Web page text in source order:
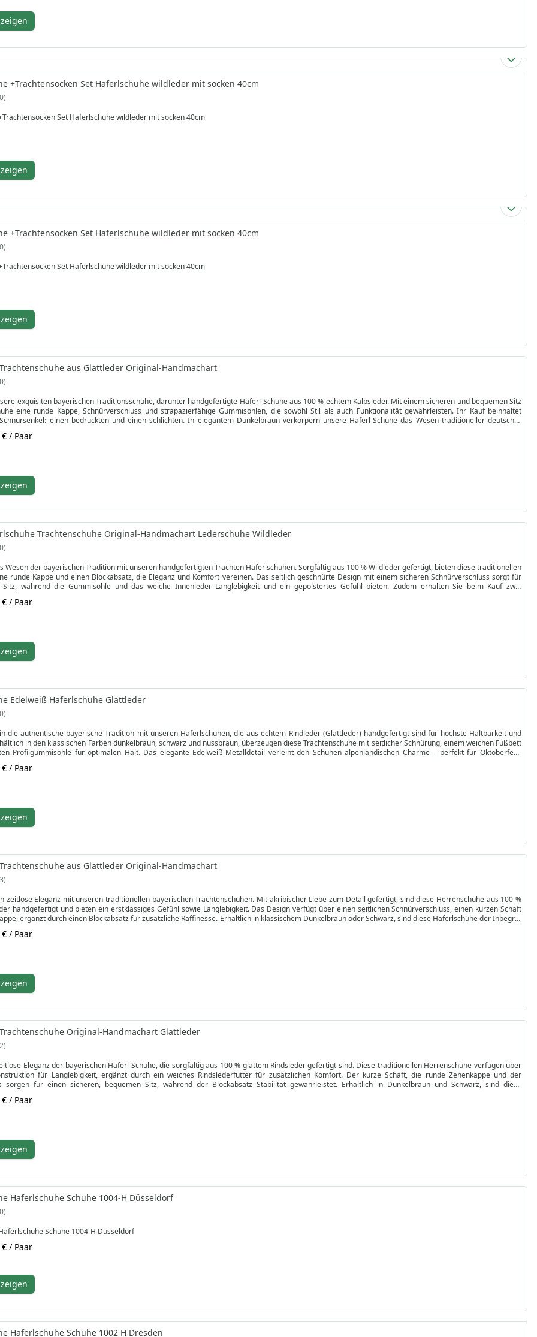
+Trachtensocken Set Haferlschuhe wildleder mit socken 40cm
0
Set Haferlschuhe wildleder mit socken 40cm
+Trachtensocken Set Haferlschuhe wildleder mit socken 40cm
0
Set Haferlschuhe wildleder mit socken 40cm
aus Glattleder Original-Handmachart
0
exquisiten bayerischen Traditionsschuhe, darunter handgefertigte Haferl-Schuhe aus 100 % echtem Kalbsleder. Mit einem sicheren und bequemen Sitz
eine runde Kappe, Schnürverschluss und strapazierfähige Gummisohlen, die sowohl Stil als auch Funktionalität gewährleisten. Ihr Kauf beinhaltet
einen bedruckten und einen schlichten. In elegantem Dunkelbraun verkörpern unsere Haferl-Schuhe das Wesen traditioneller deutscher
kombinierbar, verfügen unsere seitlich geschnürten Haferl-Schuhe über einen kurzen Schaft und eine genähte Konstruktion für zusätzliche Haltbarkeit.
Design und dem Blockabsatz verleihen diese Schuhe jedem Outfit einen Hauch von Raffinesse. Entdecken Sie unsere Kollektion online und bereichern
mit dem zeitlosen Charme bayerischer Lederschuhe – kaufen Sie jetzt und treten Sie in die Tradition ein!
/ Paar
Trachtenschuhe Original-Handmachart Lederschuhe Wildleder
0
Wesen der bayerischen Tradition mit unseren handgefertigten Trachten Haferlschuhen. Sorgfältig aus 100 % Wildleder gefertigt, bieten diese traditionellen
runde Kappe und einen Blockabsatz, die Eleganz und Komfort vereinen. Das seitlich geschnürte Design mit einem sicheren Schnürverschluss sorgt für
während die Gummisohle und das weiche Innenleder Langlebigkeit und ein gepolstertes Gefühl bieten. Zudem erhalten Sie beim Kauf zwei
Qualität handgenähter Verarbeitung und das feinste echte Kalbsleder, entworfen für den modernen Mann, der traditionelle Tracht und anspruchsvolle
Mit weißen Ziernähten und einem eleganten, stickfreien Design bieten unsere Schuhe eine perfekte Kombination aus Stil und Haltbarkeit. Shoppen Sie
sicheren, komfortablen Sitz und das elegante Design dieser genähten Blockabsatzschuhe zu erleben.
/ Paar
Edelweiß Haferlschuhe Glattleder
0
die authentische bayerische Tradition mit unseren Haferlschuhen, die aus echtem Rindleder (Glattleder) handgefertigt sind für höchste Haltbarkeit und
in den klassischen Farben dunkelbraun, schwarz und nussbraun, überzeugen diese Trachtenschuhe mit seitlicher Schnürung, einem weichen Fußbett
Profilgummisohle für optimalen Halt. Das elegante Edelweiß-Metalldetail verleiht den Schuhen alpenländischen Charme – perfekt für Oktoberfest,
Wear, vereinen diese Schuhe rustikale Eleganz mit atmungsaktivem, hochwertigem Leder und einer leichten, aber strapazierfähigen Konstruktion.
sorgt für ein zeitloses Design, während die stilvolle Originalverpackung sie ideal zum Verschenken macht. Ob Sie Ihre Wurzeln feiern oder nach
Anzugschuhen suchen – diese seitlich geschnürten Haferlschuhe überzeugen mit erstklassiger Qualität. Jetzt bestellen und bayerisches Handwerk
erleben!
/ Paar
aus Glattleder Original-Handmachart
3
zeitlose Eleganz mit unseren traditionellen bayerischen Trachtenschuhen. Mit akribischer Liebe zum Detail gefertigt, sind diese Herrenschuhe aus 100 %
handgefertigt und bieten ein erstklassiges Gefühl sowie Langlebigkeit. Das Design verfügt über einen seitlichen Schnürverschluss, einen kurzen Schaft
ergänzt durch einen Blockabsatz für zusätzliche Raffinesse. Erhältlich in klassischem Dunkelbraun oder Schwarz, sind diese Haferlschuhe der Inbegriff
Komfort und Sicherheit mit jedem Schritt. Die Lederschuhe sind so konzipiert, dass sie einen snug fit bieten, der sowohl Stil als auch
Perfekt für diejenigen, die die Mischung aus traditioneller deutscher Tracht und modernem Komfort schätzen, sind diese Schuhe eine ausgezeichnete
zu bereichern.
/ Paar
Original-Handmachart Glattleder
2
Eleganz der bayerischen Haferl-Schuhe, die sorgfältig aus 100 % glattem Rindsleder gefertigt sind. Diese traditionellen Herrenschuhe verfügen über
für Langlebigkeit, ergänzt durch ein weiches Rindslederfutter für zusätzlichen Komfort. Der kurze Schaft, die runde Zehenkappe und der
sorgen für einen sicheren, bequemen Sitz, während der Blockabsatz Stabilität gewährleistet. Erhältlich in Dunkelbraun und Schwarz, sind diese
Garderobe mit diesen eleganten Haferl-Schuhen, die klassisches Design mit modernem Komfort vereinen. Ob Sie sich für einen besonderen Anlass
aufwerten möchten, diese echten Kalbslederschuhe sind eine vielseitige Ergänzung. Entdecken Sie das perfekte Paar für sich – kaufen Sie jetzt
in unvergleichlichem Stil und Tradition ein.
/ Paar
Haferlschuhe Schuhe 1004-H Düsseldorf
0
Schuhe 1004-H Düsseldorf
/ Paar
Haferlschuhe Schuhe 1002 H Dresden